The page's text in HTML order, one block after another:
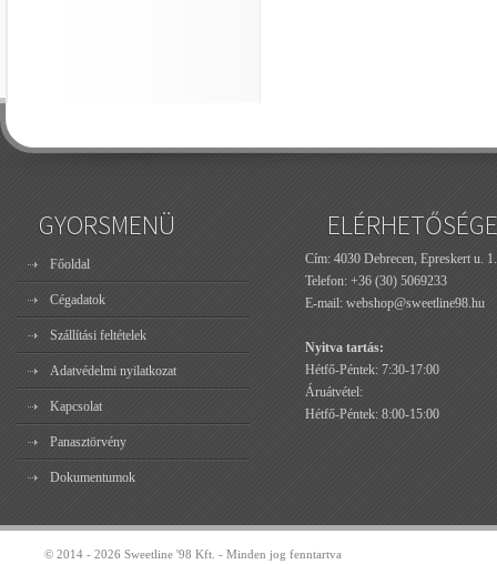
GYORSMENÜ
Főoldal
Cégadatok
Szállítási feltételek
Adatvédelmi nyilatkozat
Kapcsolat
Panasztörvény
Dokumentumok
Cím: 4030 Debrecen, Epreskert u. 1.
Telefon: +36 (30) 5069233
E-mail: webshop@sweetline98.hu
Nyitva tartás:
Hétfő-Péntek: 7:30-17:00
Áruátvétel:
Hétfő-Péntek: 8:00-15:00
© 2014 - 2026 Sweetline '98 Kft. - Minden jog fenntartva